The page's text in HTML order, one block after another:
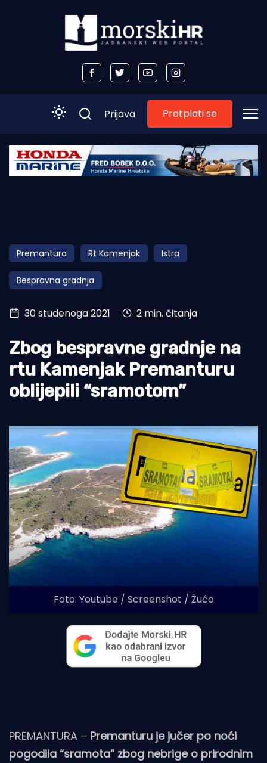
Početna
Obala
Otoci
Turizam i nautika
Pomorstvo
Ekologija
Tradicija i kultura
Prijava Pretplati se
Premantura Rt Kamenjak Istra
Bespravna gradnja
30 studenoga 2021 2 min. čitanja
Zbog bespravne gradnje na
rtu Kamenjak Premanturu
oblijepili “sramotom”
Foto: Youtube / Screenshot / Žućo
PREMANTURA – Premanturu je jučer po noći
pogodila “sramota” zbog nebrige o prirodnim